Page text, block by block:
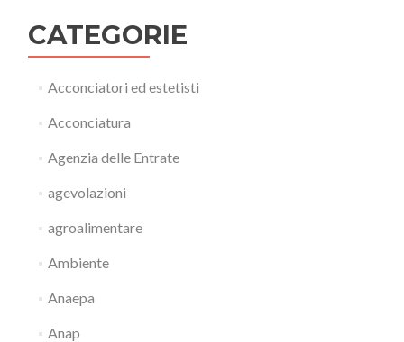
CATEGORIE
Acconciatori ed estetisti
Acconciatura
Agenzia delle Entrate
agevolazioni
agroalimentare
Ambiente
Anaepa
Anap